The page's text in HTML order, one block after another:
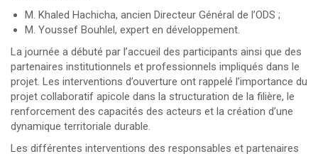
M. Khaled Hachicha, ancien Directeur Général de l’ODS ;
M. Youssef Bouhlel, expert en développement.
La journée a débuté par l’accueil des participants ainsi que des
partenaires institutionnels et professionnels impliqués dans le
projet. Les interventions d’ouverture ont rappelé l’importance du
projet collaboratif apicole dans la structuration de la filière, le
renforcement des capacités des acteurs et la création d’une
dynamique territoriale durable.
Les différentes interventions des responsables et partenaires